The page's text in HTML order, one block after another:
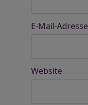
E-Mail-Adresse
Website